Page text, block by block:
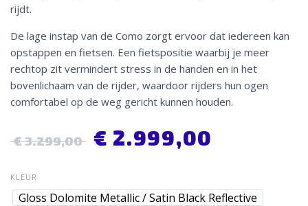
rijdt.
De lage instap van de Como zorgt ervoor dat iedereen kan
opstappen en fietsen. Een fietspositie waarbij je meer
rechtop zit vermindert stress in de handen en in het
bovenlichaam van de rijder, waardoor rijders hun ogen
comfortabel op de weg gericht kunnen houden.
€3.299,00 € 2.999,00
KLEUR
Gloss Dolomite Metallic / Satin Black Reflective